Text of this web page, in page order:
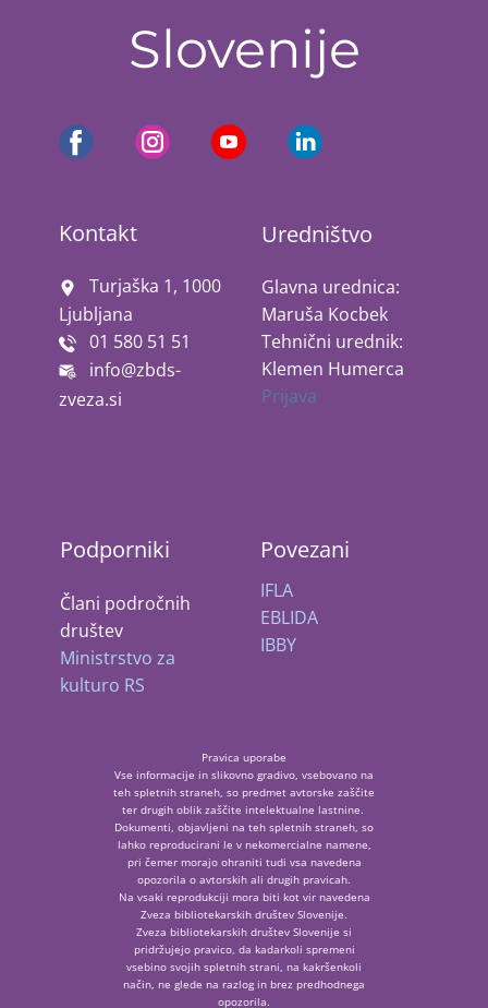
Slovenije
Kontakt
​ Turjaška 1, 1000
Ljubljana
01 580 51 51
info@zbds-
zveza.si
Uredništvo
Glavna urednica:
Maruša Kocbek
Tehnični urednik:
Klemen Humerca
Prijava
Podporniki
Člani področnih
društev
Ministrstvo za
kulturo RS
Povezani
IFLA
EBLIDA
IBBY
Pravica uporabe
Vse informacije in slikovno gradivo, vsebovano na
teh spletnih straneh, so predmet avtorske zaščite
ter drugih oblik zaščite intelektualne lastnine.
Dokumenti, objavljeni na teh spletnih straneh, so
lahko reproducirani le v nekomercialne namene,
pri čemer morajo ohraniti tudi vsa navedena
opozorila o avtorskih ali drugih pravicah.
Na vsaki reprodukciji mora biti kot vir navedena
Zveza bibliotekarskih društev Slovenije.
Zveza bibliotekarskih društev Slovenije si
pridržujejo pravico, da kadarkoli spremeni
vsebino svojih spletnih strani, na kakršenkoli
način, ne glede na razlog in brez predhodnega
opozorila.